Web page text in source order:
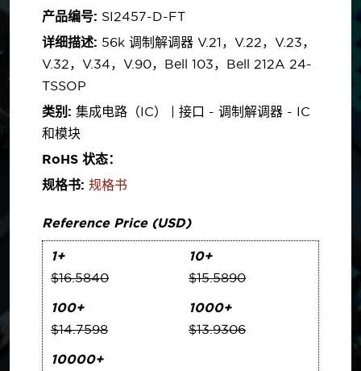
产品编号: SI2457-D-FT
详细描述: 56k 调制解调器 V.21，V.22，V.23，
V.32，V.34，V.90，Bell 103，Bell 212A 24-
TSSOP
类别: 集成电路（IC） | 接口 - 调制解调器 - IC
和模块
RoHS 状态：
规格书: 规格书
Reference Price (USD)
1+
$16.5840
10+
$15.5890
100+
$14.7598
1000+
$13.9306
10000+